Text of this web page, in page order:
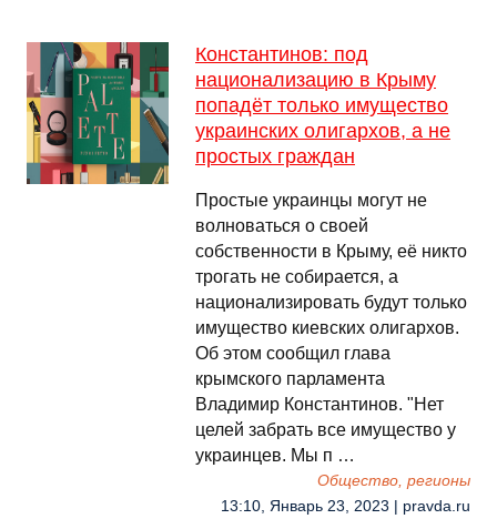
Константинов: под
национализацию в Крыму
попадёт только имущество
украинских олигархов, а не
простых граждан
Простые украинцы могут не
волноваться о своей
собственности в Крыму, её никто
трогать не собирается, а
национализировать будут только
имущество киевских олигархов.
Об этом сообщил глава
крымского парламента
Владимир Константинов. "Нет
целей забрать все имущество у
украинцев. Мы п …
Общество, регионы
13:10, Январь 23, 2023 | pravda.ru